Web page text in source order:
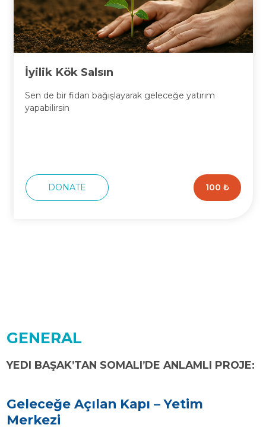
İyilik Kök Salsın
Sen de bir fidan bağışlayarak geleceğe yatırım
yapabilirsin
DONATE 100 ₺
GENERAL
YEDI BAŞAK’TAN SOMALI’DE ANLAMLI PROJE:
Geleceğe Açılan Kapı – Yetim
Merkezi